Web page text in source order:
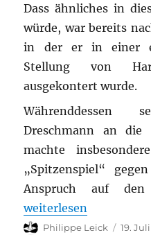
Dass ähnliches in
würde, war bereits
in der er in einer
Stellung von
ausgekontert wurde.
Währenddessen
Dreschmann an die
machte
„Spitzenspiel“
Anspruch auf den
„Pokalturnier 2025“
weiterlesen
Autor
Philippe Leick 19.